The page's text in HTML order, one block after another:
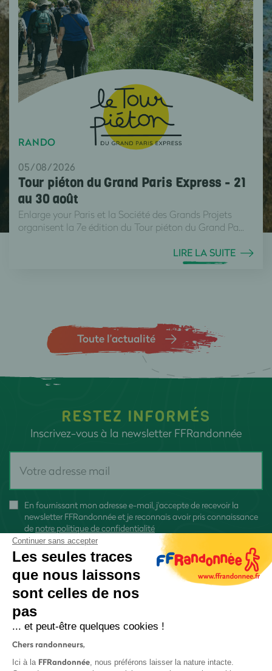
RANDO
05/08/2026
Tour piéton du Grand Paris Express - 21
au 30 août
Enlarge your Paris et la Société des Grands Projets
organisent la 7e édition du Tour piéton du Grand Pa...
LIRE LA SUITE
Toute l’actualité
RESTEZ INFORMÉS
Inscrivez-vous à la newsletter FFRandonnée
En fournissant mon adresse e-mail, j'accepte de recevoir la
newsletter FFRandonnée et je reconnais avoir pris connaissance
de notre politique de confidentialité
Continuer sans accepter
Les seules traces
que nous laissons
sont celles de nos
pas
... et peut-être quelques cookies !
Chers randonneurs,
Ici à la FFRandonnée, nous préférons laisser la nature intacte.